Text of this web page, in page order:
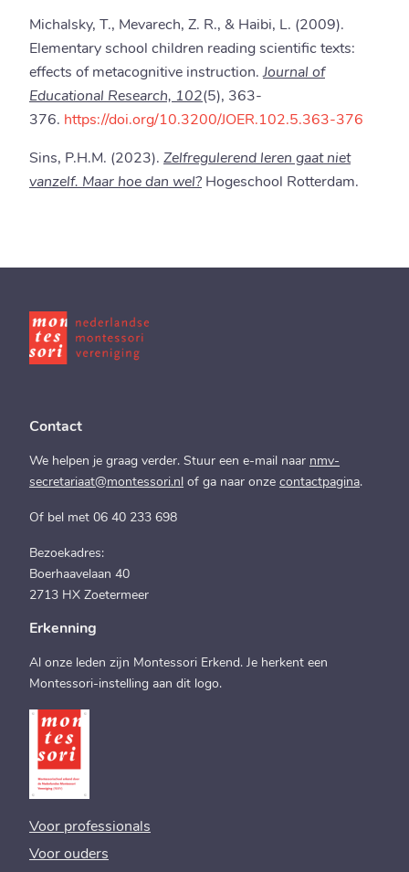
Michalsky, T., Mevarech, Z. R., & Haibi, L. (2009).
Elementary school children reading scientific texts:
effects of metacognitive instruction.Journal of
Educational Research, 102(5), 363-
376. https://doi.org/10.3200/JOER.102.5.363-376
Sins, P.H.M. (2023). Zelfregulerend leren gaat niet
vanzelf. Maar hoe dan wel? Hogeschool Rotterdam.
Contact
We helpen je graag verder. Stuur een e-mail naar nmv-
secretariaat@montessori.nl of ga naar onze contactpagina.
Of bel met 06 40 233 698
Bezoekadres:
Boerhaavelaan 40
2713 HX Zoetermeer
Erkenning
Al onze leden zijn Montessori Erkend. Je herkent een
Montessori-instelling aan dit logo.
Voor professionals
Voor ouders